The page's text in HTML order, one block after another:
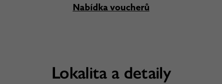
Nabídka voucherů
Lokalita a detaily